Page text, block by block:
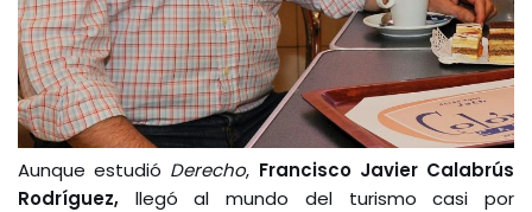
Aunque estudió Derecho, Francisco Javier Calabrús
Rodríguez, llegó al mundo del turismo casi por